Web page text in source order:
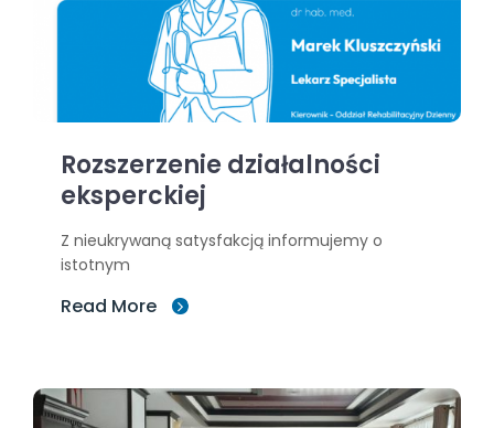
Rozszerzenie działalności
eksperckiej
Z nieukrywaną satysfakcją informujemy o
istotnym
Read More